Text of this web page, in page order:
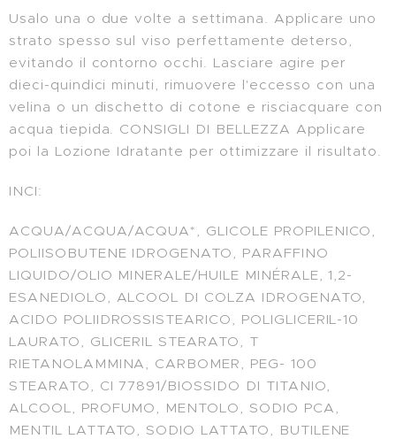
Usalo una o due volte a settimana. Applicare uno
strato spesso sul viso perfettamente deterso,
evitando il contorno occhi. Lasciare agire per
dieci-quindici minuti, rimuovere l'eccesso con una
velina o un dischetto di cotone e risciacquare con
acqua tiepida. CONSIGLI DI BELLEZZA Applicare
poi la Lozione Idratante per ottimizzare il risultato.
INCI:
ACQUA/ACQUA/ACQUA*, GLICOLE PROPILENICO,
POLIISOBUTENE IDROGENATO, PARAFFINO
LIQUIDO/OLIO MINERALE/HUILE MINÉRALE, 1,2-
ESANEDIOLO, ALCOOL DI COLZA IDROGENATO,
ACIDO POLIIDROSSISTEARICO, POLIGLICERIL-10
LAURATO, GLICERIL STEARATO, T
RIETANOLAMMINA, CARBOMER, PEG- 100
STEARATO, CI 77891/BIOSSIDO DI TITANIO,
ALCOOL, PROFUMO, MENTOLO, SODIO PCA,
MENTIL LATTATO, SODIO LATTATO, BUTILENE